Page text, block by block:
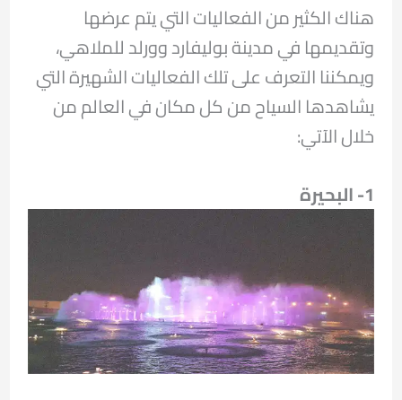
هناك الكثير من الفعاليات التي يتم عرضها
وتقديمها في مدينة بوليفارد وورلد للملاهي،
ويمكننا التعرف على تلك الفعاليات الشهيرة التي
يشاهدها السياح من كل مكان في العالم من
خلال الآتي:
1- البحيرة